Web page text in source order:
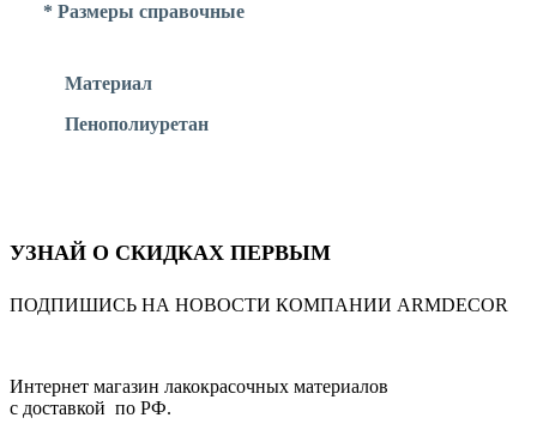
* Размеры справочные
Материал
Пенополиуретан
УЗНАЙ О СКИДКАХ ПЕРВЫМ
ПОДПИШИСЬ НА НОВОСТИ КОМПАНИИ ARMDECOR
Интернет магазин лакокрасочных материалов
с доставкой по РФ.